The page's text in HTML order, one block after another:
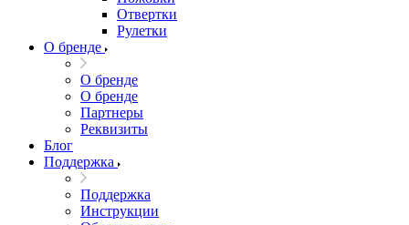
Отвертки
Рулетки
О бренде
О бренде
О бренде
Партнеры
Реквизиты
Блог
Поддержка
Поддержка
Инструкции